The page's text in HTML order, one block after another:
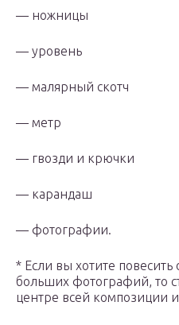
— ножницы
— уровень
— малярный скотч
— метр
— гвозди и крючки
— карандаш
— фотографии.
* Если вы хотите
больших фотографий, то
центре всей композиции